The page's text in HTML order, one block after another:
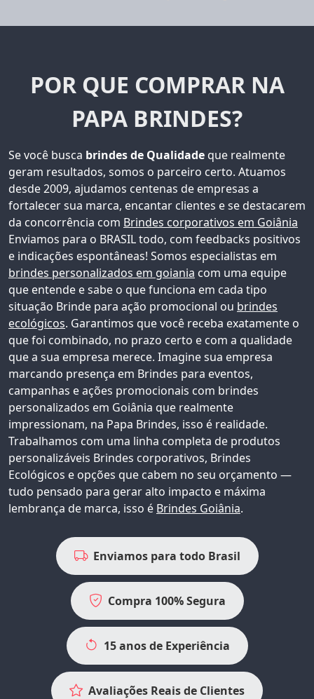
POR QUE COMPRAR NA
PAPA BRINDES?
Se você busca brindes de Qualidade que realmente
geram resultados, somos o parceiro certo. Atuamos
desde 2009, ajudamos centenas de empresas a
fortalecer sua marca, encantar clientes e se destacarem
da concorrência com Brindes corporativos em Goiânia
Enviamos para o BRASIL todo, com feedbacks positivos
e indicações espontâneas! Somos especialistas em
brindes personalizados em goiania com uma equipe
que entende e sabe o que funciona em cada tipo
situação Brinde para ação promocional ou brindes
ecológicos. Garantimos que você receba exatamente o
que foi combinado, no prazo certo e com a qualidade
que a sua empresa merece. Imagine sua empresa
marcando presença em Brindes para eventos,
campanhas e ações promocionais com brindes
personalizados em Goiânia que realmente
impressionam, na Papa Brindes, isso é realidade.
Trabalhamos com uma linha completa de produtos
personalizáveis Brindes corporativos, Brindes
Ecológicos e opções que cabem no seu orçamento —
tudo pensado para gerar alto impacto e máxima
lembrança de marca, isso é Brindes Goiânia.
Enviamos para todo Brasil
Compra 100% Segura
15 anos de Experiência
Avaliações Reais de Clientes